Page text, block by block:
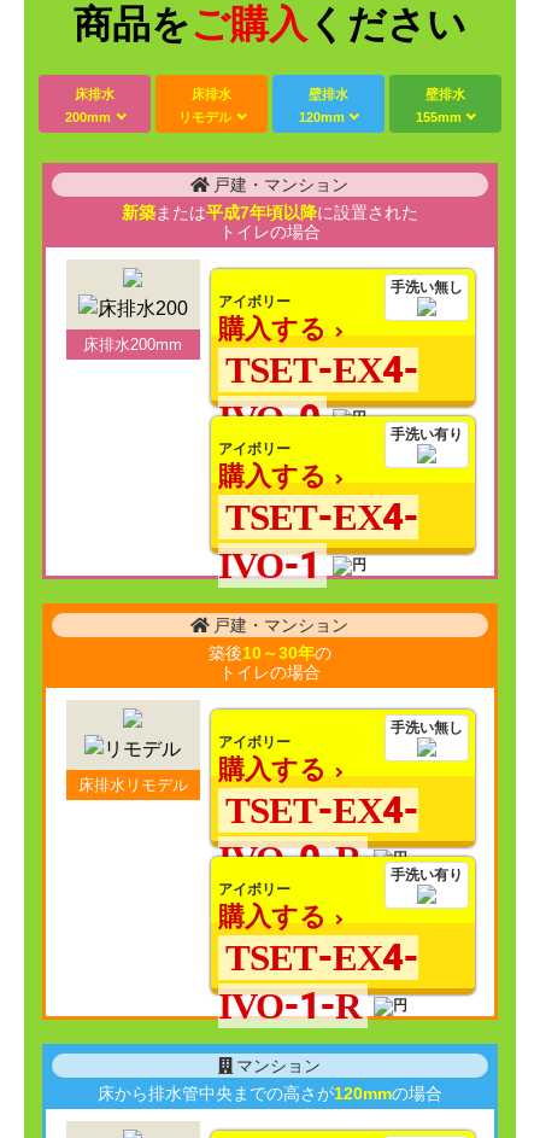
商品をご購入 ください
床排水
200mm
床排水
リモデル
壁排水
120mm
壁排水
155mm
戸建・マンション
新築または平成7年頃以降に設置された
トイレの場合
床排水200mm
手洗い無し
アイボリー
購入する
TSET-EX4-
IVO-0
手洗い有り
アイボリー
購入する
TSET-EX4-
IVO-1
戸建・マンション
築後10～30年の
トイレの場合
床排水リモデル
手洗い無し
アイボリー
購入する
TSET-EX4-
IVO-0-R
手洗い有り
アイボリー
購入する
TSET-EX4-
IVO-1-R
マンション
床から排水管中央までの高さが120mmの場合